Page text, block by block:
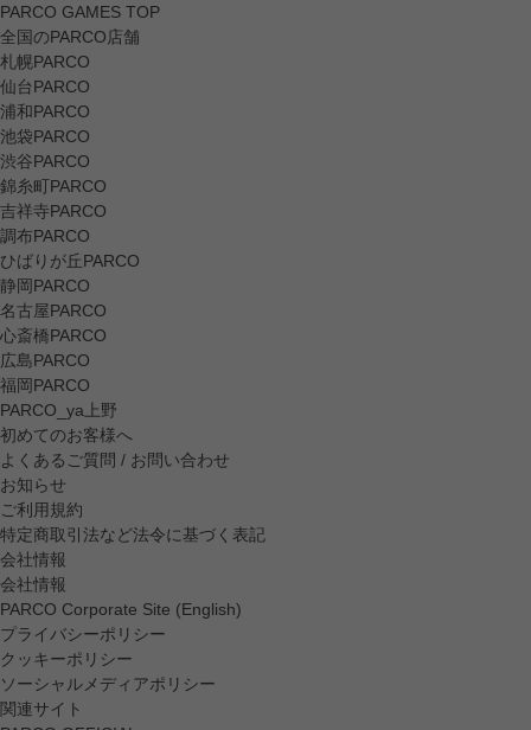
PARCO GAMES TOP
全国のPARCO店舗
札幌PARCO
仙台PARCO
浦和PARCO
池袋PARCO
渋谷PARCO
錦糸町PARCO
吉祥寺PARCO
調布PARCO
ひばりが丘PARCO
静岡PARCO
名古屋PARCO
心斎橋PARCO
広島PARCO
福岡PARCO
PARCO_ya上野
初めてのお客様へ
よくあるご質問 / お問い合わせ
お知らせ
ご利用規約
特定商取引法など法令に基づく表記
会社情報
会社情報
PARCO Corporate Site (English)
プライバシーポリシー
クッキーポリシー
ソーシャルメディアポリシー
関連サイト